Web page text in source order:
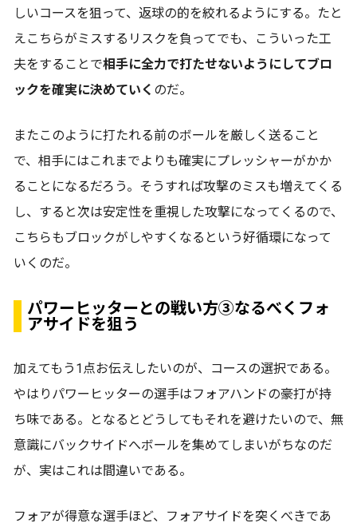
しいコースを狙って、返球の的を絞れるようにする。たと
えこちらがミスするリスクを負ってでも、こういった工
夫をすることで相手に全力で打たせないようにしてブロ
ックを確実に決めていく のだ。
またこのように打たれる前のボールを厳しく送ること
で、相手にはこれまでよりも確実にプレッシャーがかか
ることになるだろう。そうすれば攻撃のミスも増えてくる
し、すると次は安定性を重視した攻撃になってくるので、
こちらもブロックがしやすくなるという好循環になって
いくのだ。
パワーヒッターとの戦い方③なるべくフォ
アサイドを狙う
加えてもう1点お伝えしたいのが、コースの選択である。
やはりパワーヒッターの選手はフォアハンドの豪打が持
ち味である。となるとどうしてもそれを避けたいので、無
意識にバックサイドへボールを集めてしまいがちなのだ
が、実はこれは間違いである。
フォアが得意な選手ほど、フォアサイドを突くべきであ